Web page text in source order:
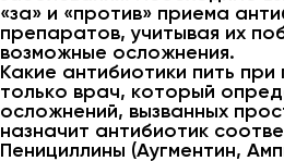
«за» и «против» приема
препаратов, учитывая их
возможные осложнения.
Какие антибиотики пить
только врач, который
осложнений, вызванных
назначит антибиотик
Пенициллины (Аугментин,